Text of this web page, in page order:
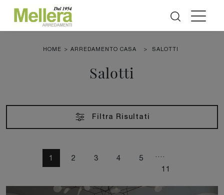
HOME > ARREDAMENTO CASA > SALOTTI
Salotti
Filtra Risultati
1 2 3 4 5
....
11